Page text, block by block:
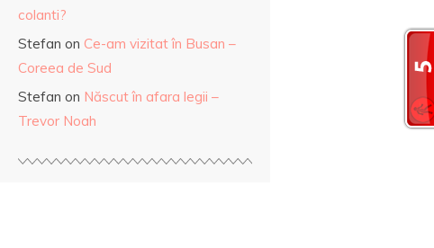
colanti?
Stefan on Ce-am vizitat în Busan –
Coreea de Sud
Stefan on Născut în afara legii –
Trevor Noah